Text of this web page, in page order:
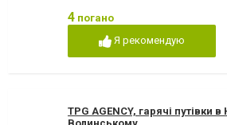
4 погано
Я рекомендую
TPG AGENCY, гарячі путівки